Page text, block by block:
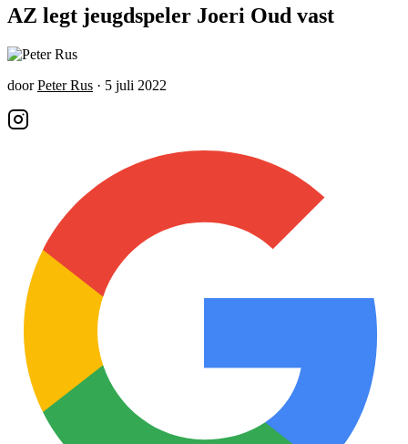
AZ legt jeugdspeler Joeri Oud vast
door Peter Rus · 5 juli 2022